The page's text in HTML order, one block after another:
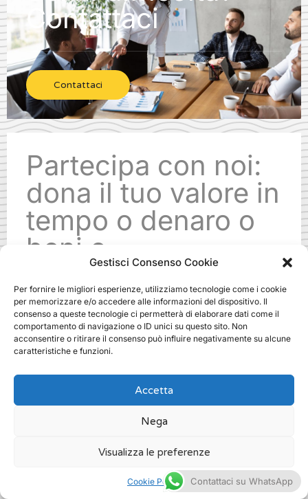
Gestisci Consenso Cookie
Per fornire le migliori esperienze, utilizziamo tecnologie come i cookie
per memorizzare e/o accedere alle informazioni del dispositivo. Il
consenso a queste tecnologie ci permetterà di elaborare dati come il
comportamento di navigazione o ID unici su questo sito. Non
acconsentire o ritirare il consenso può influire negativamente su alcune
caratteristiche e funzioni.
Accetta
Nega
Visualizza le preferenze
Cookie Policy
Contattaci
Contattaci
Partecipa con noi:
dona il tuo valore in
tempo o denaro o
beni o
specializzazioni.
Ti aspettiamo!
fundraising startup come si fa a
Contattaci su WhatsApp